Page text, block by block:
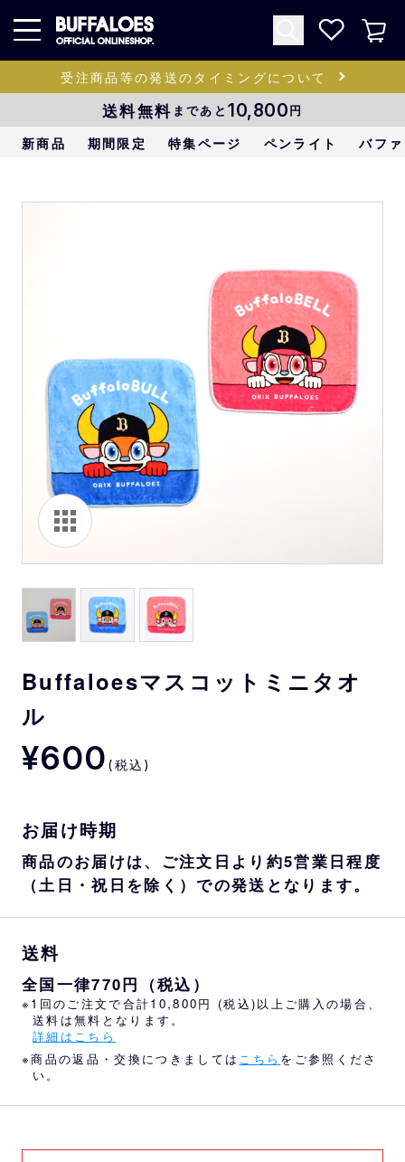
受注商品等の発送のタイミングについて
送料無料 まであと 10,800円
新商品 期間限定 特集ページ ペンライト バフ
Buffaloesマスコットミニタオ
ル
¥600 (税込)
お届け時期
商品のお届けは、ご注文日より約5営業日程度
（土日・祝日を除く）での発送となります。
送料
全国一律770円（税込）
※1回のご注文で合計10,800円 (税込)以上ご購入の場合、
送料は無料となります。
詳細はこちら
※商品の返品・交換につきましては こちら をご参照くださ
い。